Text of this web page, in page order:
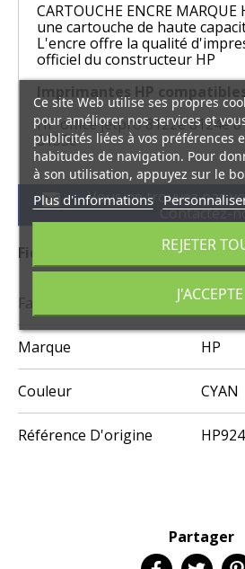
CARTOUCHE ENCRE
une cartouche de haute
L'encre offre la qualité
officiel du constructeur HP
Imprimantes HP
HP office jetpro 8122e 8124e
8135e
mail
Vous ne trouvez pas
Contactez-
Fiche technique
Famille OEM JE
Marque HP
Couleur CYAN
Référence D'origine
Partager
Ce site Web utilise ses propres
pour améliorer nos services et
publicités liées à vos préférences
habitudes de navigation. Pour
à son utilisation, appuyez sur le
Plus d'informations
REJETER
J'ACCEPTE